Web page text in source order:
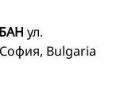
ул.
Bulgaria